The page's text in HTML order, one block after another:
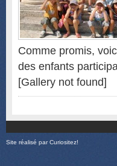
Comme promis,
des enfants
[Gallery not found]
Site réalisé parCuriositez!